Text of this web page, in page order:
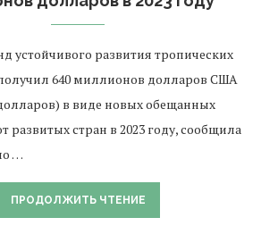
устойчивого развития тропических
640 миллионов долларов США
в виде новых обещанных
развитых стран в 2023 году, сообщила
…
ПРОДОЛЖИТЬ ЧТЕНИЕ